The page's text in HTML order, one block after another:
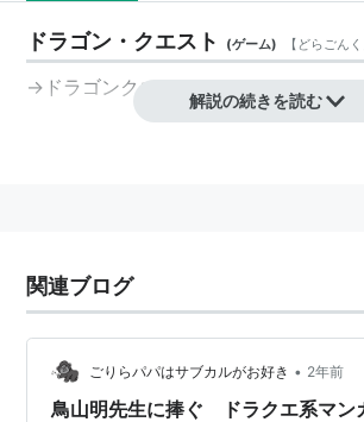
ドラゴン・クエスト (ゲーム) 【どらごん
→ドラゴンクエスト
解説の続きを読む
関連ブログ
ごりらパパはサブカルがお好き • 2年前
鳥山明先生に捧ぐ ドラクエ系マン